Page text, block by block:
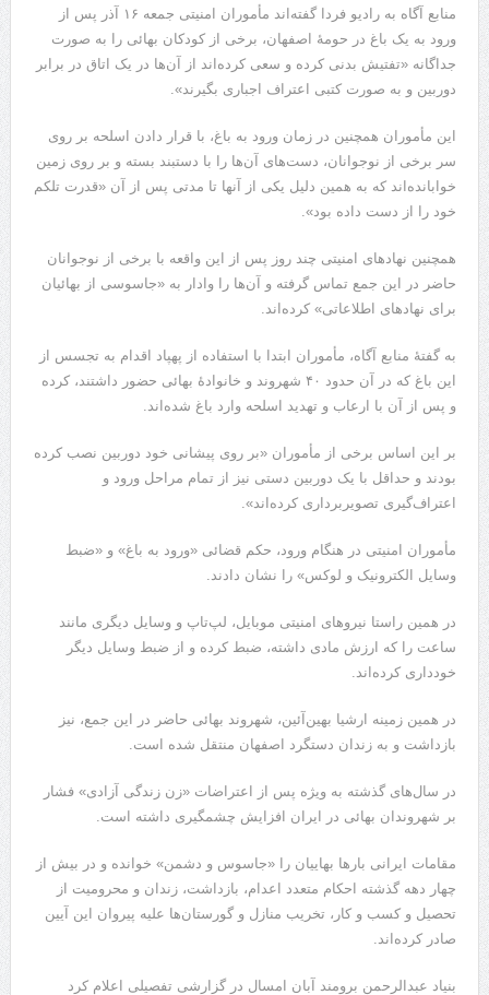
منابع آگاه به رادیو فردا گفته‌اند مأموران امنیتی جمعه ۱۶ آذر پس از
ورود به یک باغ در حومهٔ اصفهان، برخی از کودکان بهائی را به صورت
جداگانه «تفتیش بدنی کرده و سعی کرده‌اند از آ‌ن‌ها در یک اتاق در برابر
دوربین و به صورت کتبی اعتراف اجباری بگیرند».
این مأموران همچنین در زمان ورود به باغ، با قرار دادن اسلحه بر روی
سر برخی از نوجوانان، دست‌های آن‌ها را با دستبند بسته و بر روی زمین
خوابانده‌اند که به همین دلیل یکی از آنها تا مدتی پس از آن «قدرت تلکم
خود را از دست داده بود».
همچنین نهادهای امنیتی چند روز پس از این واقعه با برخی از نوجوانان
حاضر در این جمع تماس گرفته و آن‌ها را وادار به «جاسوسی از بهائیان
برای نهادهای اطلاعاتی» کرده‌اند.
به گفتهٔ منابع آگاه، مأموران ابتدا با استفاده از پهپاد اقدام به تجسس از
این باغ که در آن حدود ۴۰ شهروند و خانوادهٔ بهائی حضور داشتند، کرده
و پس از آن با ارعاب و تهدید اسلحه وارد باغ شده‌اند.
بر این اساس برخی از مأموران «بر روی پیشانی خود دوربین نصب کرده
بودند و حداقل با یک دوربین دستی نیز از تمام مراحل ورود و
اعتراف‌گیری تصویربرداری کرده‌اند».
مأموران امنیتی در هنگام ورود، حکم قضائی «ورود به باغ» و «ضبط
وسایل الکترونیک و لوکس»‌ را نشان دادند.
در همین راستا نیروهای امنیتی موبایل،‌ لپ‌تاپ و وسایل دیگری مانند
ساعت را که ارزش مادی داشته‌، ضبط کرده‌ و از ضبط وسایل دیگر
خودداری کرده‌اند.
در همین زمینه ارشیا بهین‌آئین، شهروند بهائی حاضر در این جمع،‌ نیز
بازداشت و به زندان دستگرد اصفهان منتقل شده است.
در سال‌های گذشته به ویژه پس از اعتراضات «زن زندگی آزادی» فشار
بر شهروندان بهائی در ایران افزایش چشمگیری داشته است.
مقامات ایرانی بارها بهاییان را «جاسوس و دشمن» خوانده و در بیش از
چهار دهه گذشته احکام متعدد اعدام، بازداشت، زندان و محرومیت از
تحصیل و کسب و کار، تخریب منازل و گورستان‌ها علیه پیروان این آیین
صادر کرده‌اند.
بنیاد عبدالرحمن برومند آبان امسال در گزارشی تفصیلی اعلام کرد